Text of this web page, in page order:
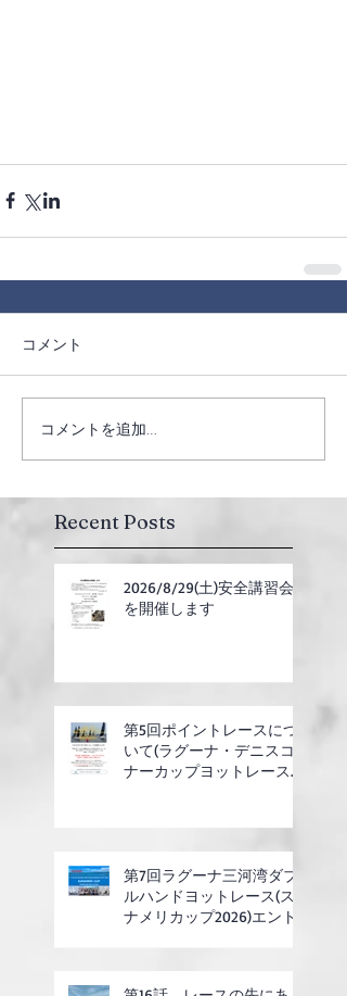
コメント
コメントを追加…
Recent Posts
2026/8/29(土)安全講習会
を開催します
第5回ポイントレースにつ
いて(ラグーナ・デニスコ
ナーカップヨットレース合
第7回ラグーナ三河湾ダブ
ルハンドヨットレース(ス
ナメリカップ2026)エント